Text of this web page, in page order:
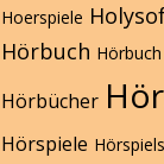
Hoerspiele
Hörbuch
Hörbücher
Hörspiele